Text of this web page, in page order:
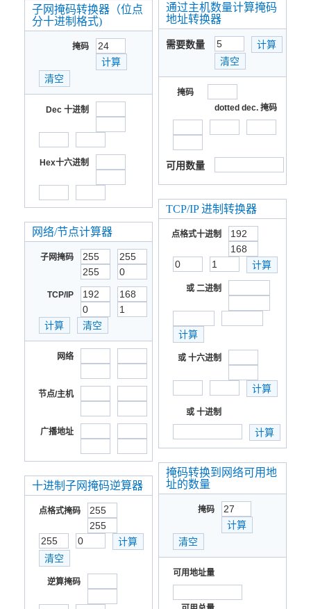
子网掩码转换器（位点
分十进制格式)
掩码
Dec 十进制
Hex十六进制
网络/节点计算器
子网掩码
TCP/IP
网络
节点/主机
广播地址
十进制子网掩码逆算器
点格式掩码
逆算掩码
通过主机数量计算掩码
地址转换器
需要数量
掩码
dotted dec. 掩码
可用数量
TCP/IP 进制转换器
点格式十进制
或 二进制
或 十六进制
或 十进制
掩码转换到网络可用地
址的数量
掩码
可用地址量